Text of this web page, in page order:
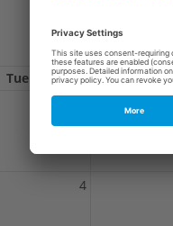
Tue
4